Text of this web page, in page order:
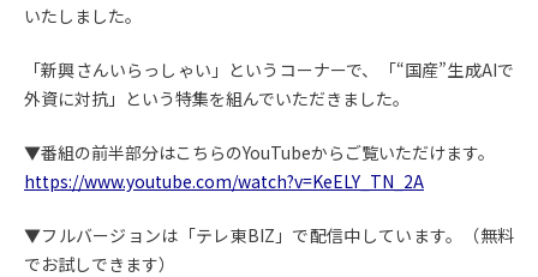
いたしました。
「新興さんいらっしゃい」というコーナーで、「“国産”生成AIで
外資に対抗」という特集を組んでいただきました。
▼番組の前半部分はこちらのYouTubeからご覧いただけます。
https://www.youtube.com/watch?v=KeELY_TN_2A
▼フルバージョンは「テレ東BIZ」で配信中しています。（無料
でお試しできます）